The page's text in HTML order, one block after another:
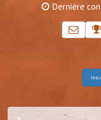
Dernière